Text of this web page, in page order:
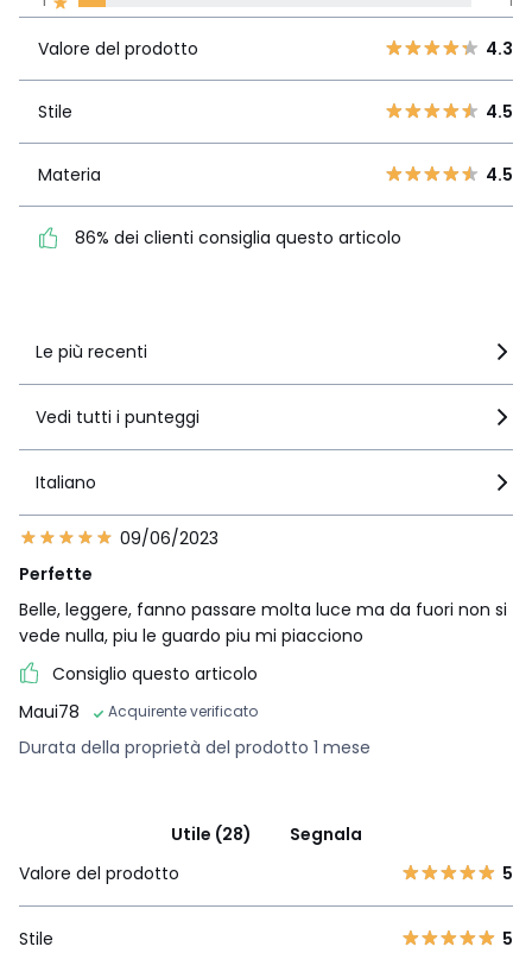
1 1
2
3 1
4
5 4.3
questo articolo
Valore del prodotto 4.3
Stile 4.5
Materia 4.5
86% dei clienti consiglia questo articolo
Le più recenti
Vedi tutti i punteggi
Italiano
09/06/2023
Perfette
Belle, leggere, fanno passare molta luce ma da fuori non si
vede nulla, piu le guardo piu mi piacciono
Consiglio questo articolo
Maui78
Acquirente verificato
Durata della proprietà del prodotto 1 mese
Utile (28)
Segnala
Valore del prodotto
5
Stile 5